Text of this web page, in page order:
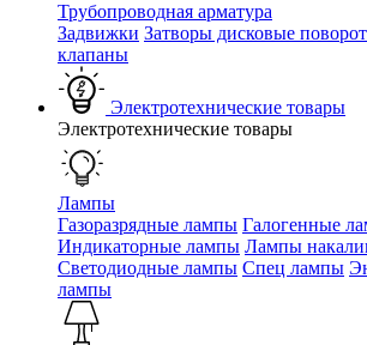
Трубопроводная арматура
Задвижки Затворы дисковые
клапаны
Электротехнические товары
Электротехнические товары
Лампы
Газоразрядные лампы Галогенные
Индикаторные лампы Лампы
Светодиодные лампы Спец лампы
лампы